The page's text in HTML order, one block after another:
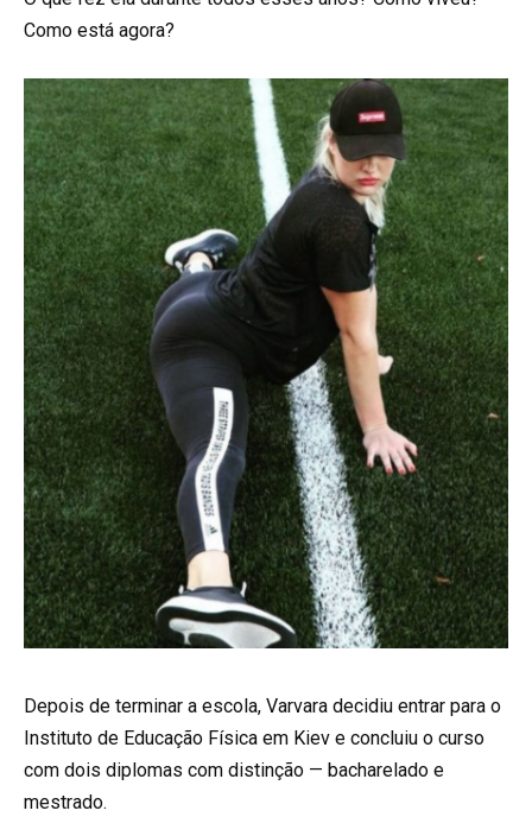
Como está agora?
Depois de terminar a escola, Varvara decidiu entrar para o
Instituto de Educação Física em Kiev e concluiu o curso
com dois diplomas com distinção — bacharelado e
mestrado.